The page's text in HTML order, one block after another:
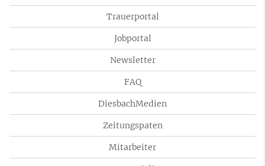
Trauerportal
Jobportal
Newsletter
FAQ
DiesbachMedien
Zeitungspaten
Mitarbeiter